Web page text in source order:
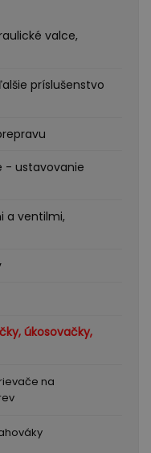
valce,
príslušenstvo
- ustavovanie
a ventilmi,
úkosovačky,
na